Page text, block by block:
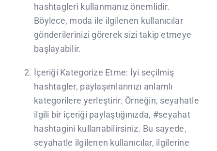
hashtagleri kullanmanız önemlidir.
Böylece, moda ile ilgilenen kullanıcılar
gönderilerinizi görerek sizi takip etmeye
başlayabilir.
İçeriği Kategorize Etme: İyi seçilmiş
hashtagler, paylaşımlarınızı anlamlı
kategorilere yerleştirir. Örneğin, seyahatle
ilgili bir içeriği paylaştığınızda, #seyahat
hashtagini kullanabilirsiniz. Bu sayede,
seyahatle ilgilenen kullanıcılar, ilgilerine